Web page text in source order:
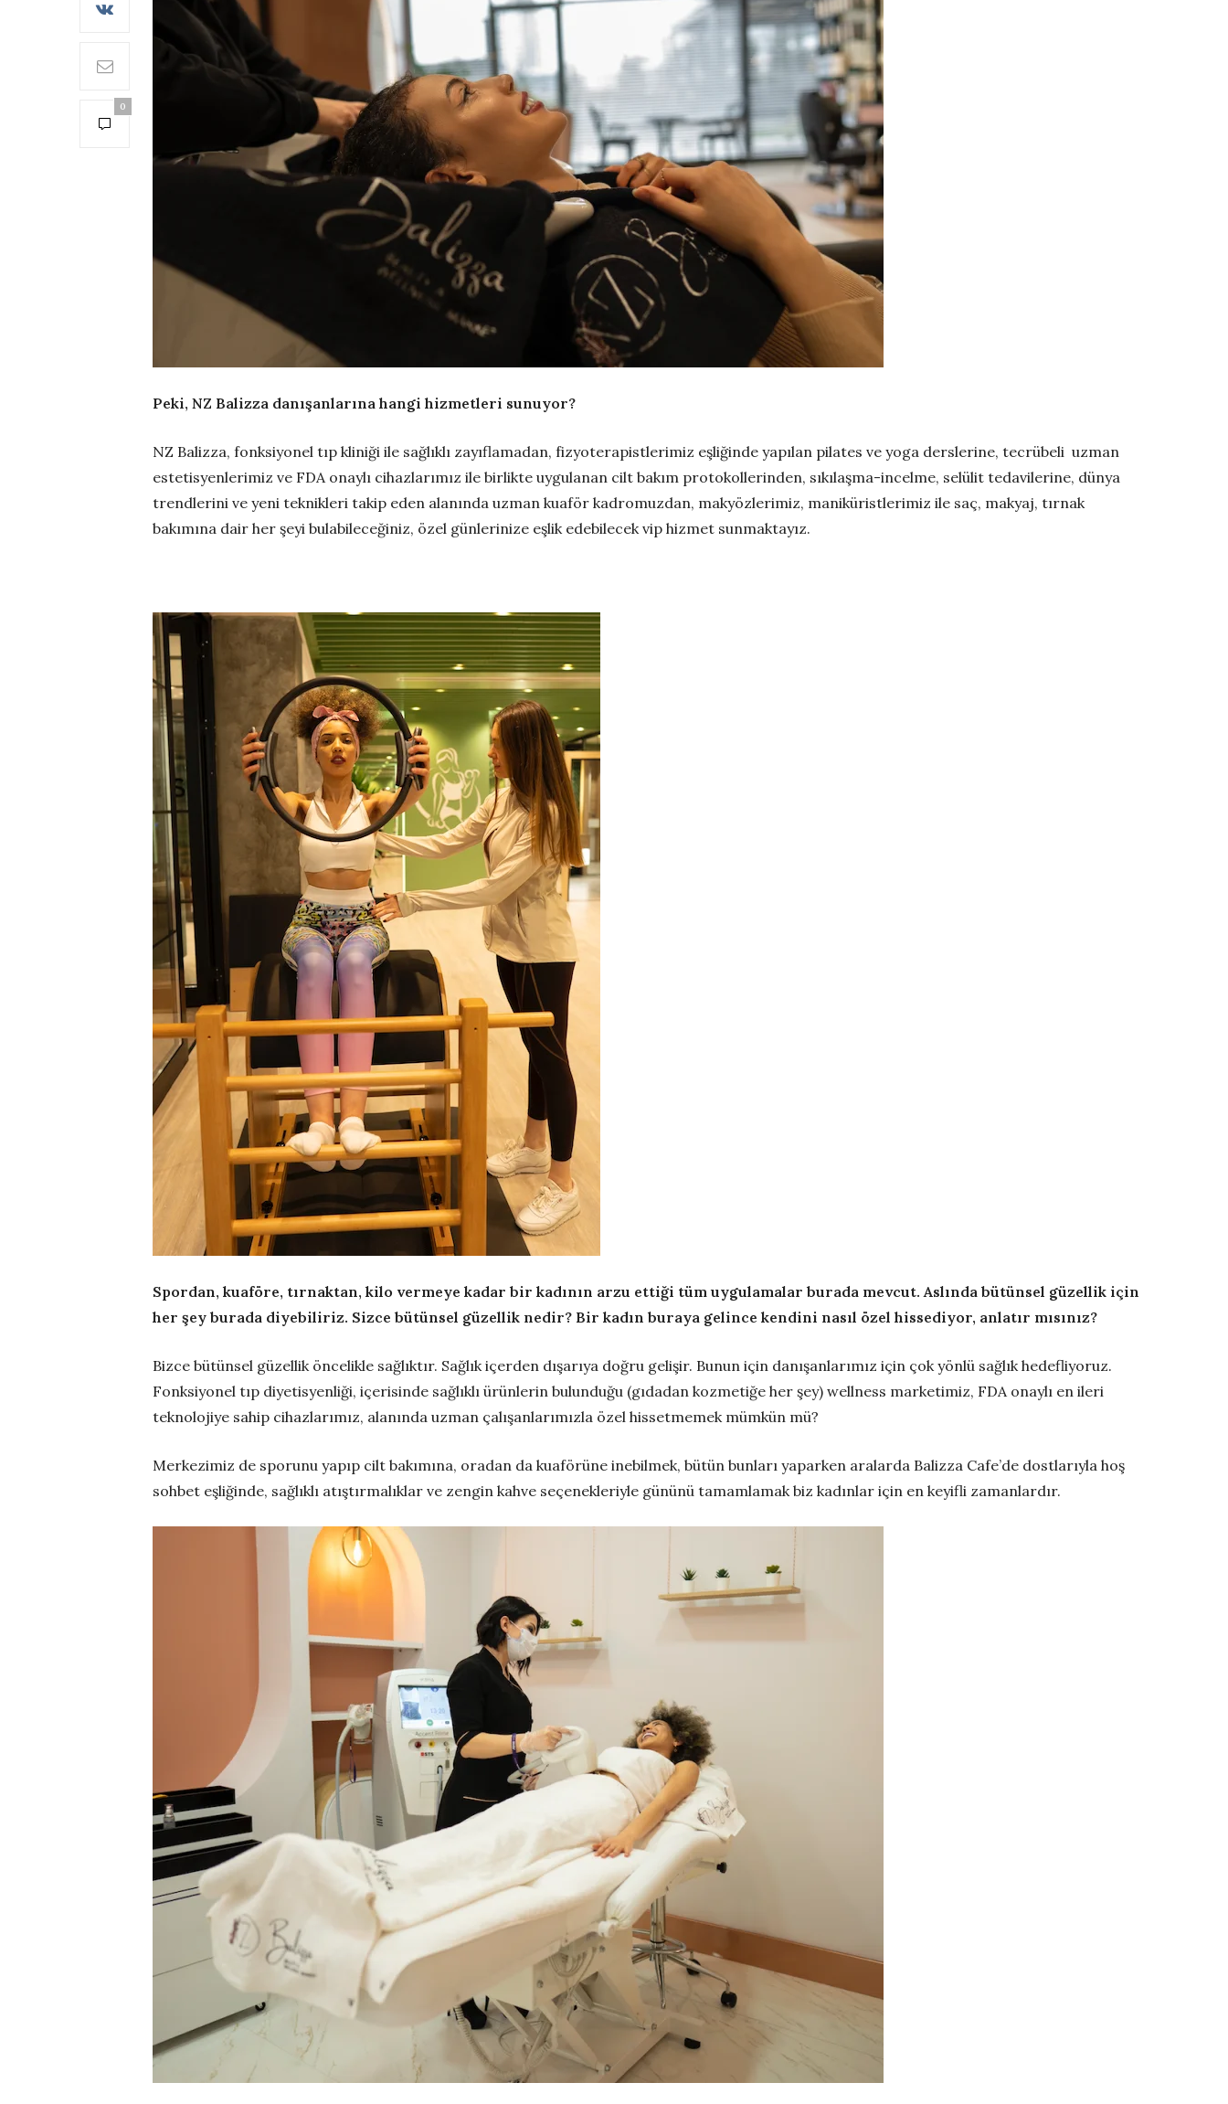
0
Peki, NZ Balizza danışanlarına hangi hizmetleri sunuyor?
NZ Balizza, fonksiyonel tıp kliniği ile sağlıklı zayıflamadan, fizyoterapistlerimiz eşliğinde yapılan pilates ve yoga derslerine, tecrübeli uzman
estetisyenlerimiz ve FDA onaylı cihazlarımız ile birlikte uygulanan cilt bakım protokollerinden, sıkılaşma-incelme, selülit tedavilerine, dünya
trendlerini ve yeni teknikleri takip eden alanında uzman kuaför kadromuzdan, makyözlerimiz, maniküristlerimiz ile saç, makyaj, tırnak
bakımına dair her şeyi bulabileceğiniz, özel günlerinize eşlik edebilecek vip hizmet sunmaktayız.
Spordan, kuaföre, tırnaktan, kilo vermeye kadar bir kadının arzu ettiği tüm uygulamalar burada mevcut. Aslında bütünsel güzellik için
her şey burada diyebiliriz. Sizce bütünsel güzellik nedir? Bir kadın buraya gelince kendini nasıl özel hissediyor, anlatır mısınız?
Bizce bütünsel güzellik öncelikle sağlıktır. Sağlık içerden dışarıya doğru gelişir. Bunun için danışanlarımız için çok yönlü sağlık hedefliyoruz.
Fonksiyonel tıp diyetisyenliği, içerisinde sağlıklı ürünlerin bulunduğu (gıdadan kozmetiğe her şey) wellness marketimiz, FDA onaylı en ileri
teknolojiye sahip cihazlarımız, alanında uzman çalışanlarımızla özel hissetmemek mümkün mü?
Merkezimiz de sporunu yapıp cilt bakımına, oradan da kuaförüne inebilmek, bütün bunları yaparken aralarda Balizza Cafe’de dostlarıyla hoş
sohbet eşliğinde, sağlıklı atıştırmalıklar ve zengin kahve seçenekleriyle gününü tamamlamak biz kadınlar için en keyifli zamanlardır.